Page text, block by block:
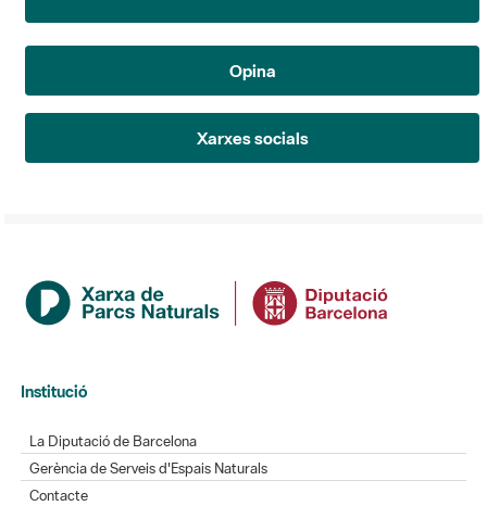
Opina
Xarxes socials
Institució
La Diputació de Barcelona
Gerència de Serveis d'Espais Naturals
Contacte